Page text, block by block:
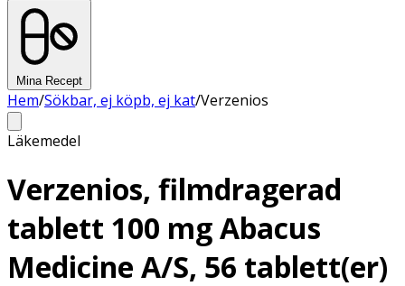
Mina Recept
Hem/Sökbar, ej köpb, ej kat/Verzenios
Läkemedel
Verzenios, filmdragerad
tablett 100 mg Abacus
Medicine A/S, 56 tablett(er)